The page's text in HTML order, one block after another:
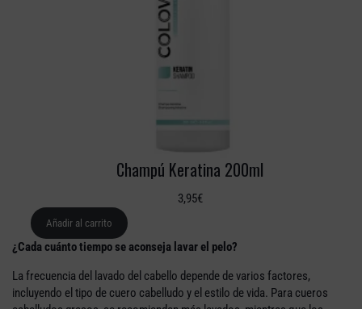
Champú Keratina 200ml
3,95€
Añadir al carrito
¿Cada cuánto tiempo se aconseja lavar el pelo?
La frecuencia del lavado del cabello depende de varios factores,
incluyendo el tipo de cuero cabelludo y el estilo de vida. Para cueros